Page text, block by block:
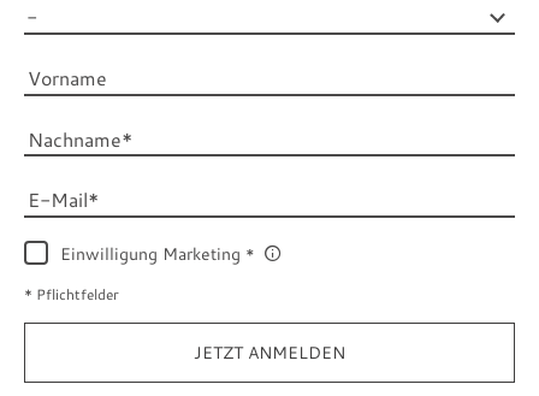
Vorname
Nachname
E-Mail
Einwilligung Marketing
* Pflichtfelder
JETZT ANMELDEN